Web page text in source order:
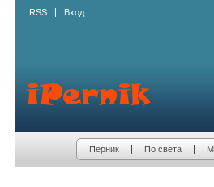
RSS Вход
Перник По света